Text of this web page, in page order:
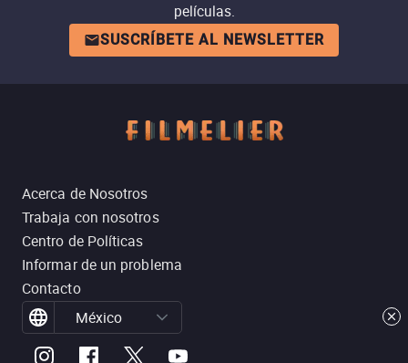
películas.
SUSCRÍBETE AL NEWSLETTER
Acerca de Nosotros
Trabaja con nosotros
Centro de Políticas
Informar de un problema
Contacto
México